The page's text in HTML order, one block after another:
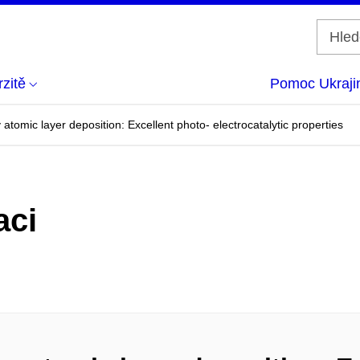
Pomoc
layer deposition: Excellent photo- electrocatalytic properties